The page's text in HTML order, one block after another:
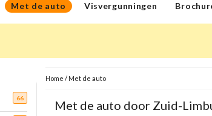
Met de auto Visvergunningen
66
Home / Met de auto
Met de auto door Zuid-